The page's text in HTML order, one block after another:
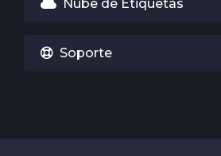
Nube de Etiquetas
Soporte